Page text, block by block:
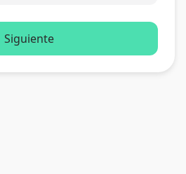
Siguiente